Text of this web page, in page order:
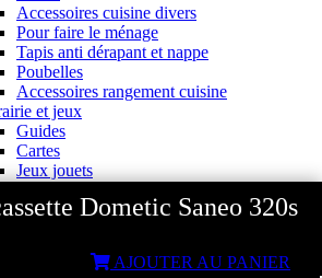
Dometic Saneo 320s
AJOUTER AU PANIER
Accessoires cuisine divers
Pour faire le ménage
Tapis anti dérapant et nappe
Poubelles
Accessoires rangement cuisine
et jeux
Guides
Cartes
Jeux jouets
J'aime Camping-car Plus
exterieur
cabine & cellule